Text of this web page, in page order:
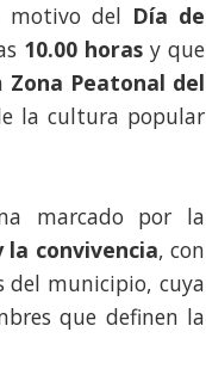
motivo del Día de
10.00 horas y que
Zona Peatonal del
la cultura popular
marcado por la
convivencia, con
del municipio, cuya
que definen la